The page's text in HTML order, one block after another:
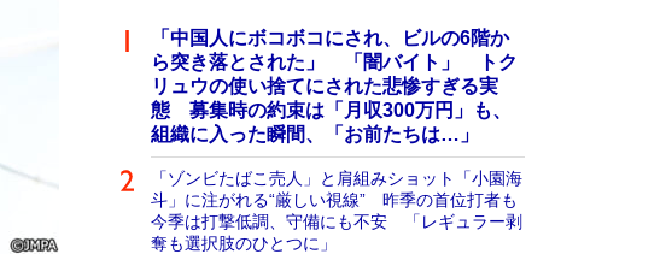
「中国人にボコボコにされ、ビルの6階か
ら突き落とされた」 「闇バイト」 トク
リュウの使い捨てにされた悲惨すぎる実
態 募集時の約束は「月収300万円」も、
組織に入った瞬間、「お前たちは…」
「ゾンビたばこ売人」と肩組みショット「小園海
斗」に注がれる“厳しい視線” 昨季の首位打者も
今季は打撃低調、守備にも不安 「レギュラー剥
奪も選択肢のひとつに」